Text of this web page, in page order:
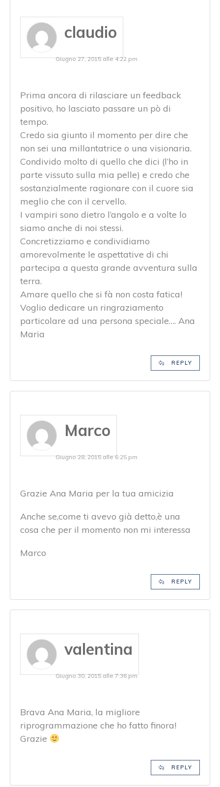
claudio
Giugno 27, 2015 alle 4:22 pm
Prima ancora di rilasciare un feedback
positivo, ho lasciato passare un pò di
tempo.
Credo sia giunto il momento per dire che
non sei una millantatrice o una visionaria.
Condivido molto di quello che dici (l’ho in
parte vissuto sulla mia pelle) e credo che
sostanzialmente ragionare con il cuore sia
meglio che con il cervello.
I vampiri sono dietro l’angolo e a volte lo
siamo anche di noi stessi.
Concretizziamo e condividiamo
amorevolmente le aspettative di chi
partecipa a questa grande avventura sulla
terra.
Amare quello che si fà non costa fatica!
Voglio dedicare un ringraziamento
particolare ad una persona speciale…. Ana
Maria
REPLY
Marco
Giugno 28, 2015 alle 6:25 pm
Grazie Ana Maria per la tua amicizia
Anche se,come ti avevo già detto,è una
cosa che per il momento non mi interessa
Marco
REPLY
valentina
Giugno 30, 2015 alle 7:36 pm
Brava Ana Maria, la migliore
riprogrammazione che ho fatto finora!
Grazie
REPLY